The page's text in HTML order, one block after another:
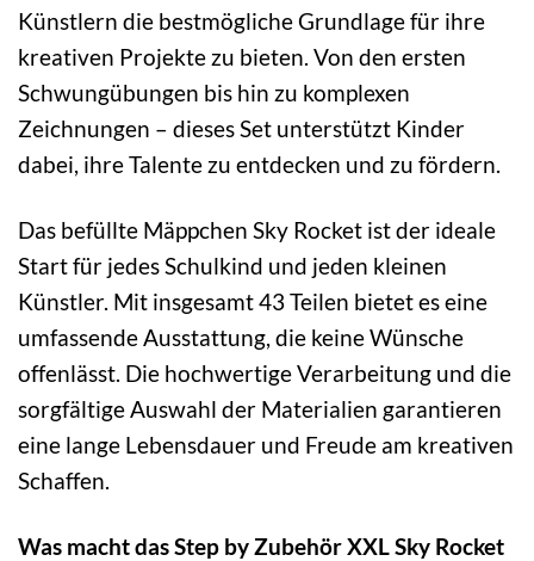
Künstlern die bestmögliche Grundlage für ihre
kreativen Projekte zu bieten. Von den ersten
Schwungübungen bis hin zu komplexen
Zeichnungen – dieses Set unterstützt Kinder
dabei, ihre Talente zu entdecken und zu fördern.
Das befüllte Mäppchen Sky Rocket ist der ideale
Start für jedes Schulkind und jeden kleinen
Künstler. Mit insgesamt 43 Teilen bietet es eine
umfassende Ausstattung, die keine Wünsche
offenlässt. Die hochwertige Verarbeitung und die
sorgfältige Auswahl der Materialien garantieren
eine lange Lebensdauer und Freude am kreativen
Schaffen.
Was macht das Step by Zubehör XXL Sky Rocket